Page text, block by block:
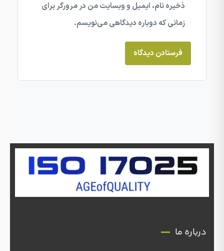
ذخیره نام، ایمیل و وبسایت من در مرورگر برای
زمانی که دوباره دیدگاهی می‌نویسم.
درباره ما